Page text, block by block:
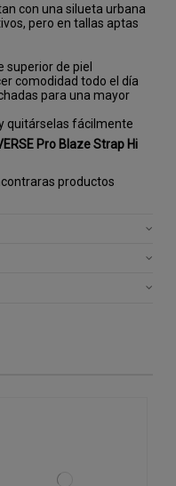
con una silueta urbana
pero en tallas aptas
superior de piel
comodidad todo el día
para una mayor
quitárselas fácilmente
Pro Blaze Strap Hi
productos